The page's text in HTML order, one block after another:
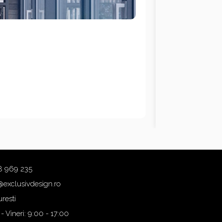
969 235
Vineri: 9:00 - 17:00